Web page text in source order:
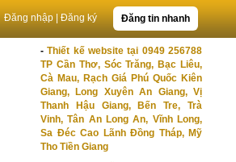
Đăng tin nhanh
Đăng nhập Đăng ký
-Thiết kế website tại 0949 256788
TP Cần Thơ, Sóc Trăng, Bạc Liêu,
Cà Mau, Rạch Giá Phú Quốc Kiên
Giang, Long Xuyên An Giang, Vị
Thanh Hậu Giang, Bến Tre, Trà
Vinh, Tân An Long An, Vĩnh Long,
Sa Đéc Cao Lãnh Đồng Tháp, Mỹ
Tho Tiền Giang